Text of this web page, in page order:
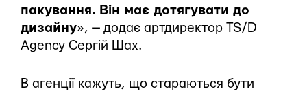
пакування. Він має дотягувати до
дизайну», — додає артдиректор TS/D
Agency Сергій Шах.
В агенції кажуть, що стараються бути